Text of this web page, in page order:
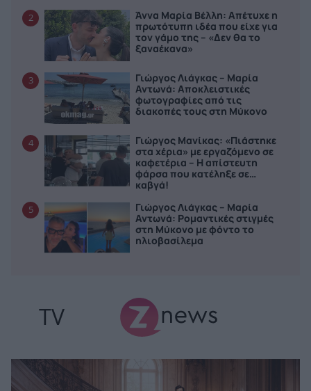
2
Άννα Μαρία Βέλλη: Απέτυχε η
πρωτότυπη ιδέα που είχε για
τον γάμο της – «Δεν θα το
ξαναέκανα»
3
Γιώργος Λιάγκας – Μαρία
Αντωνά: Αποκλειστικές
φωτογραφίες από τις
διακοπές τους στη Μύκονο
4
Γιώργος Μανίκας: «Πιάστηκε
στα χέρια» με εργαζόμενο σε
καφετέρια – Η απίστευτη
φάρσα που κατέληξε σε…
καβγά!
5
Γιώργος Λιάγκας – Μαρία
Αντωνά: Ρομαντικές στιγμές
στη Μύκονο με φόντο το
ηλιοβασίλεμα
TV